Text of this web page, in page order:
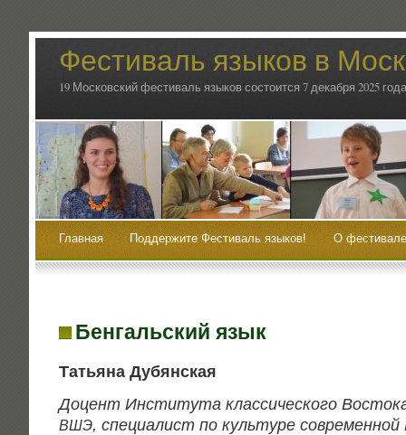
Фестиваль языков в
19 Московский фестиваль языков состоится 7 декабря 2025
Главная Поддержите Фестиваль языков! О
Бенгальский язык
Татья­на Дубянская
Доцент Инсти­ту­та клас­си­че­ско­го
ВШЭ, спе­ци­а­лист по куль­ту­ре